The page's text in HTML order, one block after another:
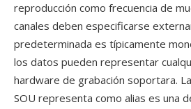
reproducción como frecuencia de
canales deben especificarse
predeterminada es típicamente
los datos pueden representar
hardware de grabación soportara.
SOU representa como alias es una